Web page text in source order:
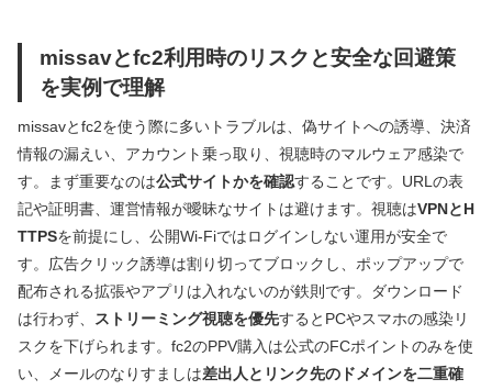
missavとfc2利用時のリスクと安全な回避策
を実例で理解
missavとfc2を使う際に多いトラブルは、偽サイトへの誘導、決済
情報の漏えい、アカウント乗っ取り、視聴時のマルウェア感染で
す。まず重要なのは公式サイトかを確認することです。URLの表
記や証明書、運営情報が曖昧なサイトは避けます。視聴はVPNとH
TTPSを前提にし、公開Wi‑Fiではログインしない運用が安全で
す。広告クリック誘導は割り切ってブロックし、ポップアップで
配布される拡張やアプリは入れないのが鉄則です。ダウンロード
は行わず、
ストリーミング視聴を優先するとPCやスマホの感染リ
スクを下げられます。fc2のPPV購入は公式のFCポイントのみを使
い、メールのなりすましは差出人とリンク先のドメインを二重確